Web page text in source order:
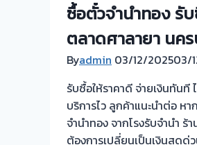
ซื้อตั๋วจำนำทอง รั
ตลาดศาลายา นค
Byadmin 03/12/202503/
รับซื้อให้ราคาดี จ่ายเงินทันที
บริการไว ลูกค้าแนะนำต่อ ห
จำนำทอง จากโรงรับจำนำ ร้
ต้องการเปลี่ยนเป็นเงินสดด่